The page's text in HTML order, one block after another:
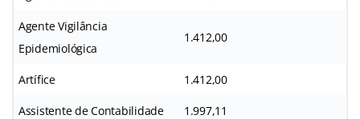
Agente Vigilância
Epidemiológica
1.412,00
Artífice 1.412,00
Assistente de Contabilidade 1.997,11